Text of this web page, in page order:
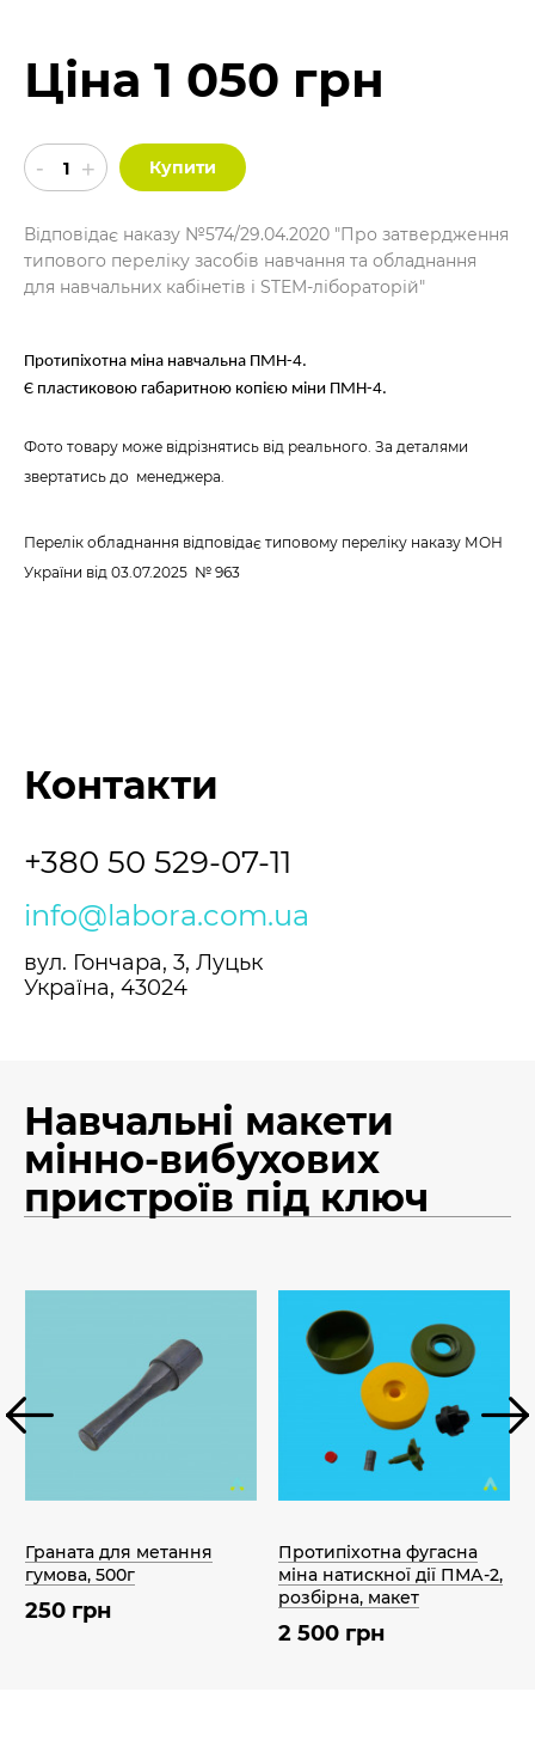
Ціна 1 050 грн
Купити
Відповідає наказу №574/29.04.2020 "Про затвердження
типового переліку засобів навчання та обладнання
для навчальних кабінетів і STEM-лібораторій"
Протипіхотна міна навчальна ПМН-4.
Є пластиковою габаритною копією міни ПМН-4.
Фото товару може відрізнятись від реального. За деталями
звертатись до менеджера.
Перелік обладнання відповідає типовому переліку наказу МОН
України від 03.07.2025 № 963
Контакти
+380 50 529-07-11
info@labora.com.ua
вул. Гончара, 3, Луцьк
Україна, 43024
Навчальні макети
мінно-вибухових
пристроїв під ключ
Граната для метання
гумова, 500г
250 грн
Протипіхотна фугасна
міна натискної дії ПМА-2,
розбірна, макет
2 500 грн